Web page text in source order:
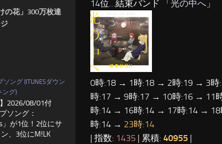
14位…結束バンド 「光の中へ 」
0時:18 → 1時:18 → 2時:19 → 3
時:17 → 9時:17 → 10時:16 → 11
時:14 → 16時:14 → 17時:14 →
時:14 → 23時:14
| 指数: 1435 | 累積: 40955 |
の花」300万枚達
ソング (ITUNESダウン
ング)
】2026/08/01付
ソング：
」が1位！2位にサ
、3位にM!LK